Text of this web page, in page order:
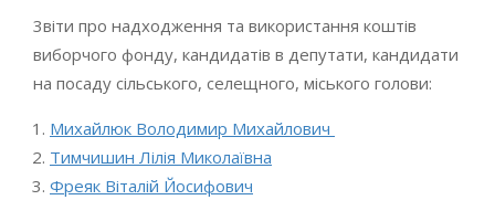
3віти про надходження та використання коштів
виборчого фонду, кандидатів в депутати, кандидати
на посаду сільського, селещного, міського голови:
Михайлюк Володимир Михайлович
Тимчишин Лілія Миколаївна
Фреяк Віталій Йосифович